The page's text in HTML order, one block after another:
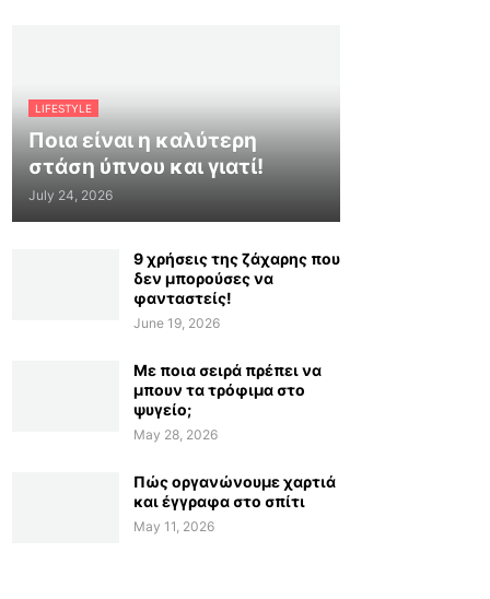
LIFESTYLE
Ποια είναι η καλύτερη
στάση ύπνου και γιατί!
July 24, 2026
9 χρήσεις της ζάχαρης που
δεν μπορούσες να
φανταστείς!
June 19, 2026
Με ποια σειρά πρέπει να
μπουν τα τρόφιμα στο
ψυγείο;
May 28, 2026
Πώς οργανώνουμε χαρτιά
και έγγραφα στο σπίτι
May 11, 2026